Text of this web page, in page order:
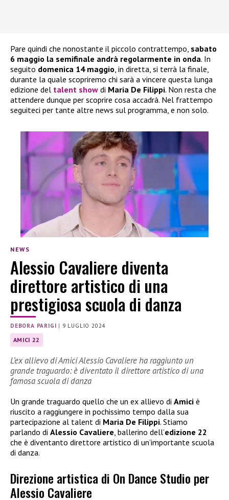
Pare quindi che nonostante il piccolo contrattempo, sabato
6 maggio la semifinale andrà regolarmente in onda. In
seguito domenica 14 maggio, in diretta, si terrà la finale,
durante la quale scopriremo chi sarà a vincere questa lunga
edizione del talent show di Maria De Filippi. Non resta che
attendere dunque per scoprire cosa accadrà. Nel frattempo
seguiteci per tante altre news sul programma, e non solo.
NEWS
Alessio Cavaliere diventa
direttore artistico di una
prestigiosa scuola di danza
DEBORA PARIGI | 9 LUGLIO 2024
AMICI 22
L’ex allievo di Amici Alessio Cavaliere ha raggiunto un
grande traguardo: è diventato il direttore artistico di una
famosa scuola di danza
Un grande traguardo quello che un ex allievo di Amici è
riuscito a raggiungere in pochissimo tempo dalla sua
partecipazione al talent di Maria De Filippi. Stiamo
parlando di Alessio Cavaliere , ballerino dell’edizione 22
che è diventanto direttore artistico di un’importante scuola
di danza.
Direzione artistica di On Dance Studio per
Alessio Cavaliere